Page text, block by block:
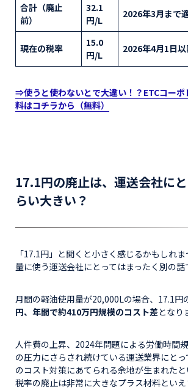
合計（廃止
前）
32.1
円/L
2026年3月まで
現在の税率
15.0
円/L
2026年4月1日
⇒使うと使わないとで大違い！？ETCコーポ
料はコチラから（無料）
17.1円の廃止は、運送会社に
らい大きい？
「17.1円」と聞くと小さく感じるかもしれ
量に使う運送会社にとってはまったく別の話
月間の軽油使用量が20,000Lの場合、17.1円
円、年間で約410万円規模のコスト差となり
人件費の上昇、2024年問題による労働時間
の圧力にさらされ続けている運送業界にと
のコスト対策にあてられる余地が生まれた
税率の廃止は非常に大きなプラス材料といえ